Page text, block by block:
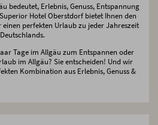
bedeutet, Erlebnis, Genuss, Entspannung
Hotel Oberstdorf bietet Ihnen den
perfekten Urlaub zu jeder Jahreszeit
Tage im Allgäu zum Entspannen oder
im Allgäu? Sie entscheiden! Und wir
Kombination aus Erlebnis, Genuss &